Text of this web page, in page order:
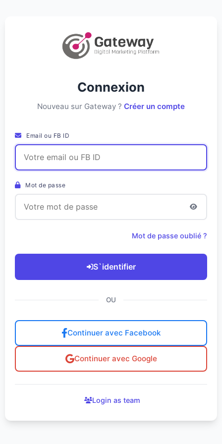
Connexion
Nouveau sur Gateway ? Créer un compte
Email ou FB ID
Mot de passe
Mot de passe oublié ?
S`identifier
OU
Continuer avec Facebook
Continuer avec Google
Login as team